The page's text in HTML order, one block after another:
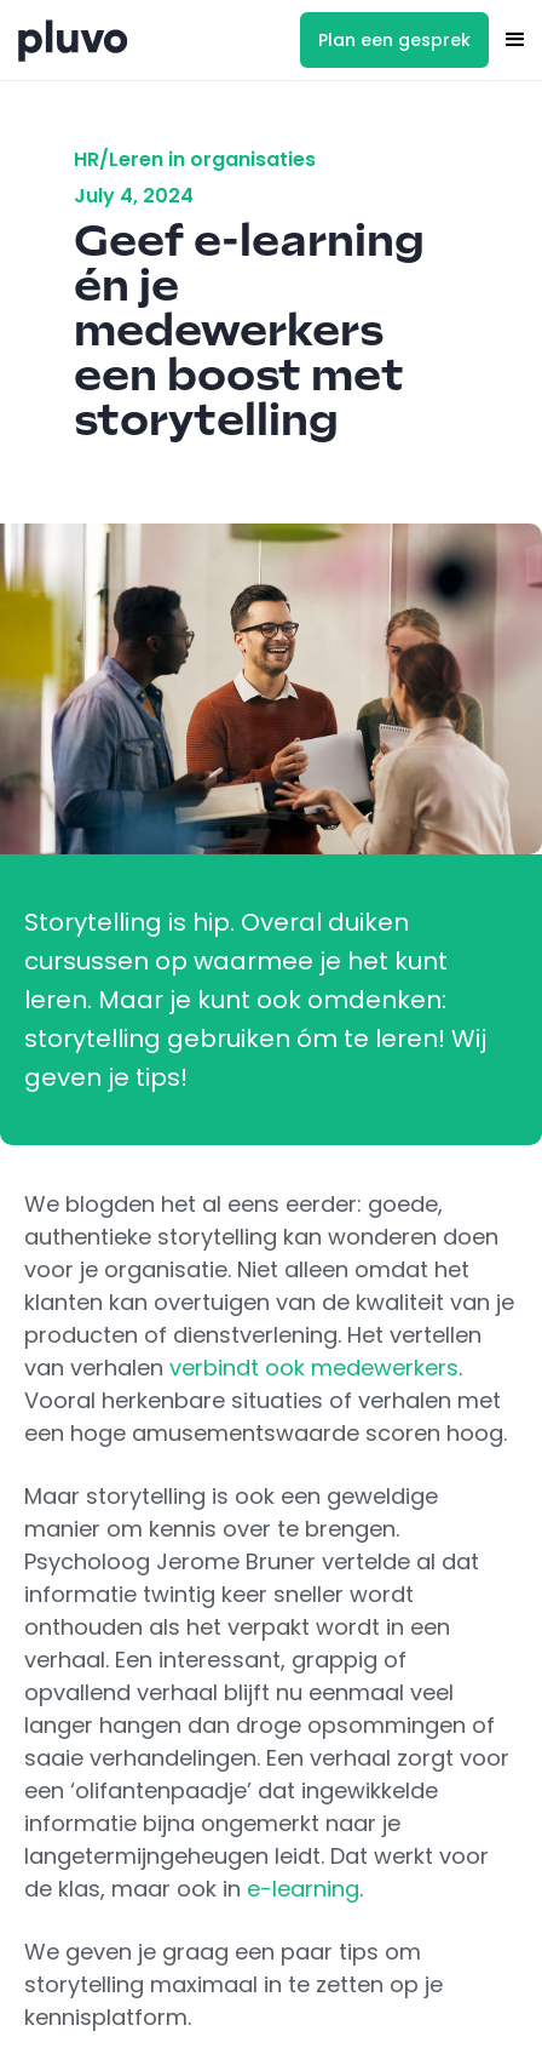
Plan een gesprek
HR/Leren in organisaties
July 4, 2024
Geef e-learning
én je
medewerkers
een boost met
storytelling
Storytelling is hip. Overal duiken
cursussen op waarmee je het kunt
leren. Maar je kunt ook omdenken:
storytelling gebruiken óm te leren! Wij
geven je tips!
We blogden het al eens eerder: goede,
authentieke storytelling kan wonderen doen
voor je organisatie. Niet alleen omdat het
klanten kan overtuigen van de kwaliteit van je
producten of dienstverlening. Het vertellen
van verhalen verbindt ook medewerkers.
Vooral herkenbare situaties of verhalen met
een hoge amusementswaarde scoren hoog.
Maar storytelling is ook een geweldige
manier om kennis over te brengen.
Psycholoog Jerome Bruner vertelde al dat
informatie twintig keer sneller wordt
onthouden als het verpakt wordt in een
verhaal. Een interessant, grappig of
opvallend verhaal blijft nu eenmaal veel
langer hangen dan droge opsommingen of
saaie verhandelingen. Een verhaal zorgt voor
een ‘olifantenpaadje’ dat ingewikkelde
informatie bijna ongemerkt naar je
langetermijngeheugen leidt. Dat werkt voor
de klas, maar ook in e-learning.
We geven je graag een paar tips om
storytelling maximaal in te zetten op je
kennisplatform.